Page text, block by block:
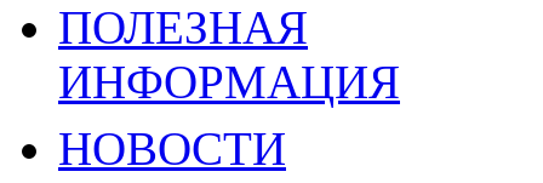
ПОЛЕЗНАЯ
ИНФОРМАЦИЯ
НОВОСТИ